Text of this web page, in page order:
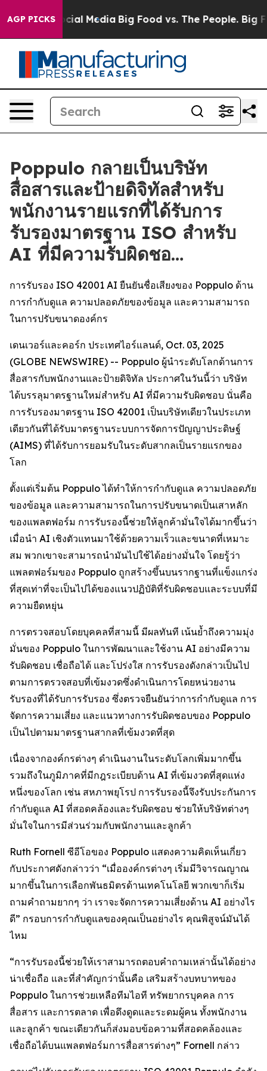
AGP PICKS
on Social Media Big Food vs. The People. Big
Poppulo กลายเป็นบริษัท
สื่อสารและป้ายดิจิทัลสำหรับ
พนักงานรายแรกที่ได้รับการ
รับรองมาตรฐาน ISO สำหรับ
AI ที่มีความรับผิดชอ…
การรับรอง ISO 42001 AI ยืนยันชื่อเสียงของ Poppulo ด้าน
การกำกับดูแล ความปลอดภัยของข้อมูล และความสามารถ
ในการปรับขนาดองค์กร
เดนเวอร์และคอร์ก ประเทศไอร์แลนด์, Oct. 03, 2025
(GLOBE NEWSWIRE) -- Poppulo ผู้นำระดับโลกด้านการ
สื่อสารกับพนักงานและป้ายดิจิทัล ประกาศในวันนี้ว่า บริษัท
ได้บรรลุมาตรฐานใหม่สำหรับ AI ที่มีความรับผิดชอบ นั่นคือ
การรับรองมาตรฐาน ISO 42001 เป็นบริษัทเดียวในประเภท
เดียวกันที่ได้รับมาตรฐานระบบการจัดการปัญญาประดิษฐ์
(AIMS) ที่ได้รับการยอมรับในระดับสากลเป็นรายแรกของ
โลก
ตั้งแต่เริ่มต้น Poppulo ได้ทำให้การกำกับดูแล ความปลอดภัย
ของข้อมูล และความสามารถในการปรับขนาดเป็นเสาหลัก
ของแพลตฟอร์ม การรับรองนี้ช่วยให้ลูกค้ามั่นใจได้มากขึ้นว่า
เมื่อนำ AI เชิงตัวแทนมาใช้ด้วยความเร็วและขนาดที่เหมาะ
สม พวกเขาจะสามารถนำมันไปใช้ได้อย่างมั่นใจ โดยรู้ว่า
แพลตฟอร์มของ Poppulo ถูกสร้างขึ้นบนรากฐานที่แข็งแกร่ง
ที่สุดเท่าที่จะเป็นไปได้ของแนวปฏิบัติที่รับผิดชอบและระบบที่มี
ความยืดหยุ่น
การตรวจสอบโดยบุคคลที่สามนี้ มีผลทันที เน้นย้ำถึงความมุ่ง
มั่นของ Poppulo ในการพัฒนาและใช้งาน AI อย่างมีความ
รับผิดชอบ เชื่อถือได้ และโปร่งใส การรับรองดังกล่าวเป็นไป
ตามการตรวจสอบที่เข้มงวดซึ่งดำเนินการโดยหน่วยงาน
รับรองที่ได้รับการรับรอง ซึ่งตรวจยืนยันว่าการกำกับดูแล การ
จัดการความเสี่ยง และแนวทางการรับผิดชอบของ Poppulo
เป็นไปตามมาตรฐานสากลที่เข้มงวดที่สุด
เนื่องจากองค์กรต่างๆ ดำเนินงานในระดับโลกเพิ่มมากขึ้น
รวมถึงในภูมิภาคที่มีกฎระเบียบด้าน AI ที่เข้มงวดที่สุดแห่ง
หนึ่งของโลก เช่น สหภาพยุโรป การรับรองนี้จึงรับประกันการ
กำกับดูแล AI ที่สอดคล้องและรับผิดชอบ ช่วยให้บริษัทต่างๆ
มั่นใจในการมีส่วนร่วมกับพนักงานและลูกค้า
Ruth Fornell ซีอีโอของ Poppulo แสดงความคิดเห็นเกี่ยว
กับประกาศดังกล่าวว่า “เมื่อองค์กรต่างๆ เริ่มมีวิจารณญาณ
มากขึ้นในการเลือกพันธมิตรด้านเทคโนโลยี พวกเขาก็เริ่ม
ถามคำถามยากๆ ว่า เราจะจัดการความเสี่ยงด้าน AI อย่างไร
ดี” กรอบการกำกับดูแลของคุณเป็นอย่างไร คุณพิสูจน์มันได้
ไหม
“การรับรองนี้ช่วยให้เราสามารถตอบคำถามเหล่านั้นได้อย่าง
น่าเชื่อถือ และที่สำคัญกว่านั้นคือ เสริมสร้างบทบาทของ
Poppulo ในการช่วยเหลือทีมไอที ทรัพยากรบุคคล การ
สื่อสาร และการตลาด เพื่อดึงดูดและระดมผู้คน ทั้งพนักงาน
และลูกค้า ขณะเดียวกันก็ส่งมอบข้อความที่สอดคล้องและ
เชื่อถือได้บนแพลตฟอร์มการสื่อสารต่างๆ” Fornell กล่าว